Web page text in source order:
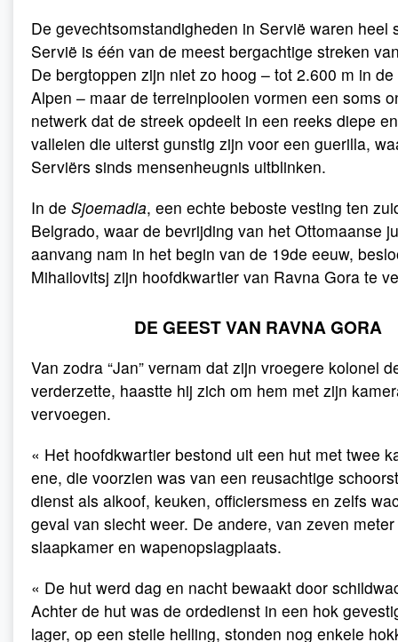
De gevechtsomstandigheden in Servië waren heel
Servië is één van de meest bergachtige streken
De bergtoppen zijn niet zo hoog – tot 2.600 m in
Alpen – maar de terreinplooien vormen een soms
netwerk dat de streek opdeelt in een reeks diepe
valleien die uiterst gunstig zijn voor een guerilla,
Serviërs sinds mensenheugnis uitblinken.
In de Sjoemadia, een echte beboste vesting ten
Belgrado, waar de bevrijding van het Ottomaanse
aanvang nam in het begin van de 19de eeuw,
Mihailovitsj zijn hoofdkwartier van Ravna Gora te
DE GEEST VAN RAVNA GORA
Van zodra “Jan” vernam dat zijn vroegere kolonel
verderzette, haastte hij zich om hem met zijn
vervoegen.
« Het hoofdkwartier bestond uit een hut met twee
ene, die voorzien was van een reusachtige
dienst als alkoof, keuken, officiersmess en zelfs
geval van slecht weer. De andere, van zeven
slaapkamer en wapenopslagplaats.
« De hut werd dag en nacht bewaakt door
Achter de hut was de ordedienst in een hok
lager, op een steile helling, stonden nog enkele